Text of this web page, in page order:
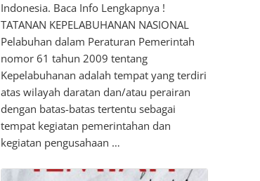
Indonesia. Baca Info Lengkapnya !
TATANAN KEPELABUHANAN NASIONAL
Pelabuhan dalam Peraturan Pemerintah
nomor 61 tahun 2009 tentang
Kepelabuhanan adalah tempat yang terdiri
atas wilayah daratan dan/atau perairan
dengan batas-batas tertentu sebagai
tempat kegiatan pemerintahan dan
kegiatan pengusahaan …